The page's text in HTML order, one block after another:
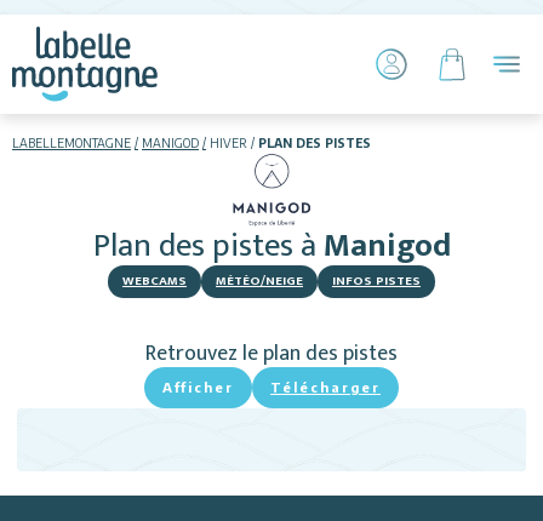
LABELLEMONTAGNE MANIGOD HIVER PLAN DES PISTES
Plan des pistesàManigod
WEBCAMS MÉTÉO/NEIGE INFOS PISTES
Hébergements
Retrouvez le plan des pistes
Afficher Télécharger